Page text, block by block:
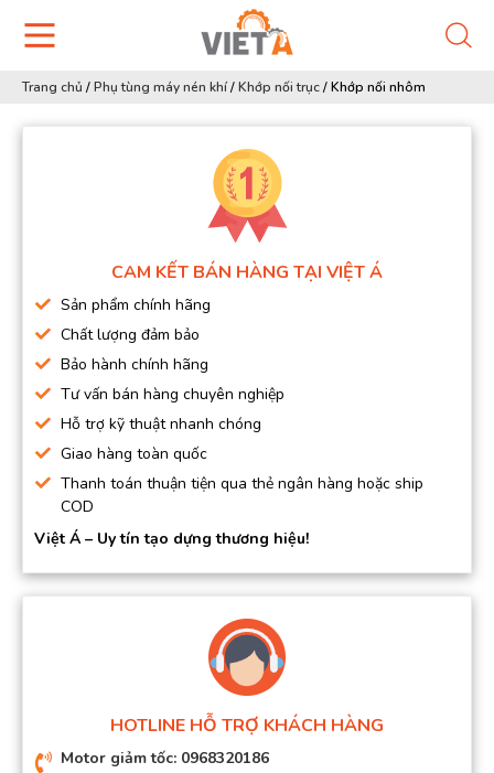
Trang chủ /Phụ tùng máy nén khí/Khớp nối trục/Khớp nối nhôm
CAM KẾT BÁN HÀNG TẠI VIỆT Á
Sản phẩm chính hãng
Chất lượng đảm bảo
Bảo hành chính hãng
Tư vấn bán hàng chuyên nghiệp
Hỗ trợ kỹ thuật nhanh chóng
Giao hàng toàn quốc
Thanh toán thuận tiện qua thẻ ngân hàng hoặc ship
COD
Việt Á – Uy tín tạo dựng thương hiệu!
HOTLINE HỖ TRỢ KHÁCH HÀNG
Motor giảm tốc: 0968320186